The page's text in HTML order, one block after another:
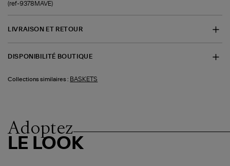
(ref-9378MAVE)
LIVRAISON ET RETOUR
DISPONIBILITÉ BOUTIQUE
Collections similaires : BASKETS
Adoptez
LE LOOK